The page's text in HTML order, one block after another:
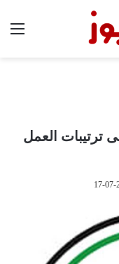
ترتيبات العمل